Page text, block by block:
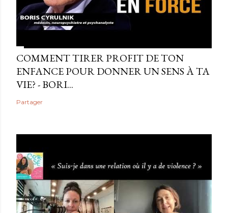
COMMENT TIRER PROFIT DE TON
ENFANCE POUR DONNER UN SENS À TA
VIE? - BORI...
Partager